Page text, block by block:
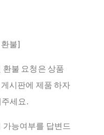
불]
환불 요청은 상품
시판에 제품 하자
세요.
능여부를 답변드